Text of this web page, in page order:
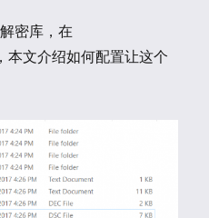
密库，在
本文介绍如何配置让这个